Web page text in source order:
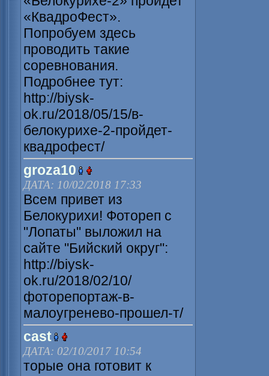
«КвадроФест».
Попробуем здесь
проводить такие
соревнования.
Подробнее тут:
http://biysk-
ok.ru/2018/05/15/в-
белокурихе-2-пройдет-
квадрофест/
groza10
ДАТА: 10/02/2018 17:33
Всем привет из
Белокурихи! Фотореп с
"Лопаты" выложил на
сайте "Бийский округ":
http://biysk-
ok.ru/2018/02/10/
фоторепортаж-в-
малоугренево-прошел-т/
cast
ДАТА: 02/10/2017 10:54
торые она готовит к